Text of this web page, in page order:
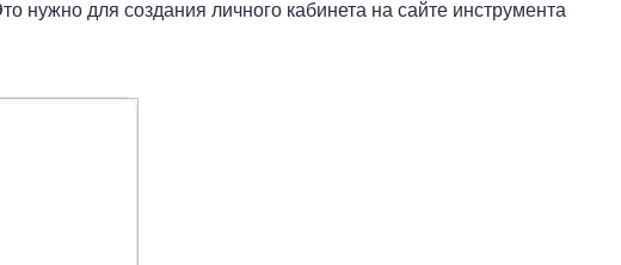
нужно для создания личного кабинета на сайте инструмента